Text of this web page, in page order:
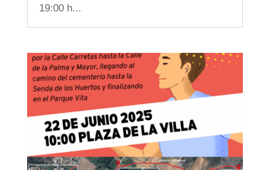
19:00 h...